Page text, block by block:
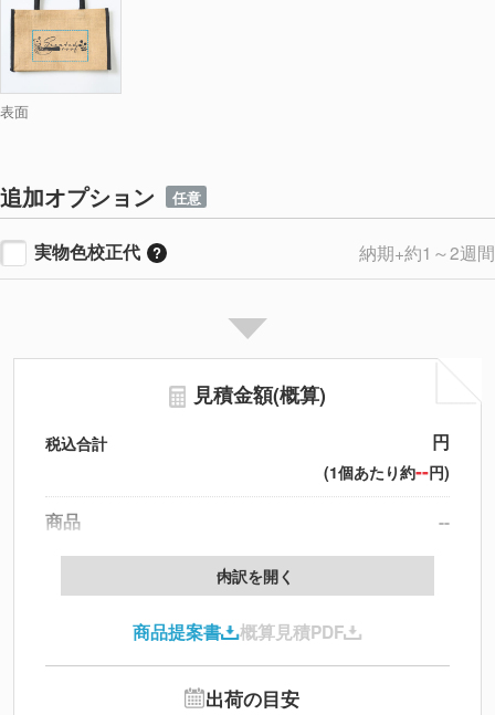
表面
追加オプション 任意
実物色校正代 納期+約1～2週間
見積金額(概算)
税込合計 円
(1個あたり約--円)
商品
--
製版代
印刷代
北海道・沖縄・離島 別途
内訳を開く
商品提案書 概算見積PDF
出荷の目安